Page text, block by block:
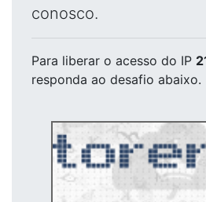
conosco.
Para liberar o acesso do IP
responda ao desafio abaixo.